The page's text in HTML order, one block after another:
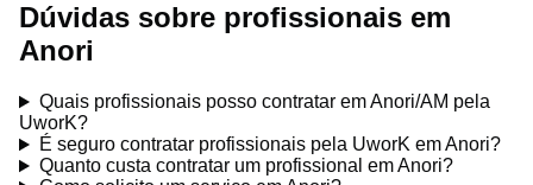
Dúvidas sobre profissionais em
Anori
Quais profissionais posso contratar em Anori/AM pela
UworK?
É seguro contratar profissionais pela UworK em Anori?
Quanto custa contratar um profissional em Anori?